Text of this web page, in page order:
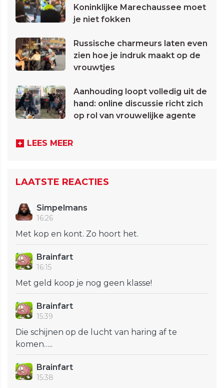
Koninklijke Marechaussee moet
je niet fokken
Russische charmeurs laten even
zien hoe je indruk maakt op de
vrouwtjes
Aanhouding loopt volledig uit de
hand: online discussie richt zich
op rol van vrouwelijke agente
LEES MEER
LAATSTE REACTIES
Simpelmans
16:26
Met kop en kont. Zo hoort het.
Brainfart
16:15
Met geld koop je nog geen klasse!
Brainfart
15:39
Die schijnen op de lucht van haring af te
komen…..
Brainfart
15:38